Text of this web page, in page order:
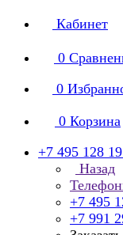
Кабинет
0
0
0 Корзина
+7 495 128
Назад
+7 495
+7 991